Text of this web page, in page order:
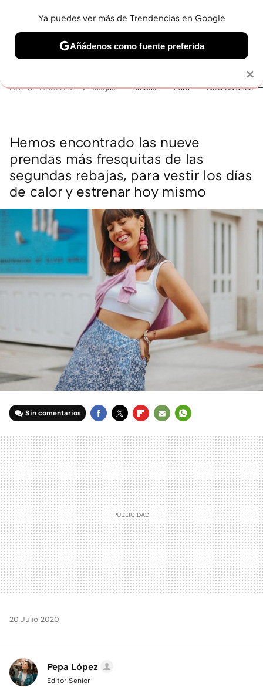
BELLEZA SHOPPING VIAJES GASTRO SNEAKERS
HOY SE HABLA DE rebajas Adidas Zara New Balance
Hemos encontrado las nueve
prendas más fresquitas de las
segundas rebajas, para vestir los días
de calor y estrenar hoy mismo
Sin comentarios
MAIL
20 Julio 2020
Pepa López
Editor Senior
×
Ya puedes ver más de Trendencias en Google
Añádenos como fuente preferida